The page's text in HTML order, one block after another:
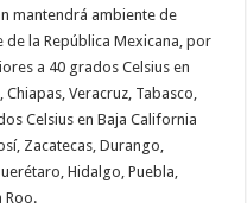
mantendrá ambiente de
la República Mexicana, por
a 40 grados Celsius en
Veracruz, Tabasco,
Celsius en Baja California
Zacatecas, Durango,
Hidalgo, Puebla,
Roo.